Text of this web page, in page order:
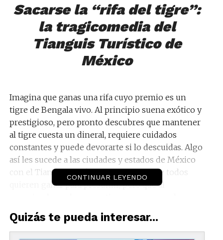
Sacarse la “rifa del tigre”:
la tragicomedia del
Tianguis Turístico de
México
Imagina que ganas una rifa cuyo premio es un
tigre de Bengala vivo. Al principio suena exótico y
prestigioso, pero pronto descubres que mantener
al tigre cuesta un dineral, requiere cuidados
constantes y puede devorarte si lo descuidas. Algo
así les sucede a las ciudades y estados de México
con el Tianguis Turístico: un evento que todos
quieren ganar para presumir, pero que al
Acompáñame a descubrir cómo funciona esta
peculiar lotería en la que salir ganador es, muchas
CONTINUAR LEYENDO
Quizás te pueda interesar...